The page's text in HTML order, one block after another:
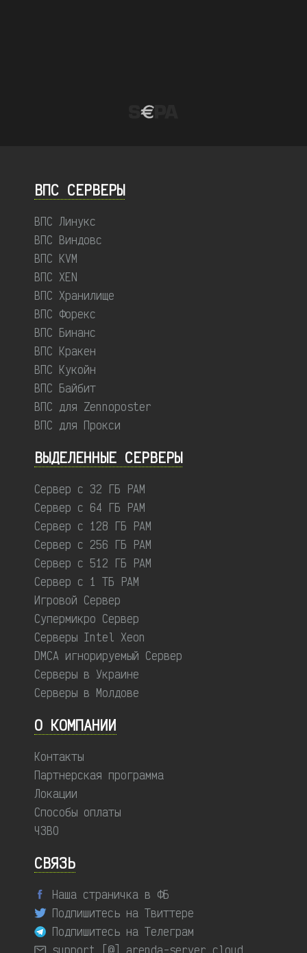
ВПС СЕРВЕРЫ
ВПС Линукс
ВПС Виндовс
ВПС KVM
ВПС XEN
ВПС Хранилище
ВПС Форекс
ВПС Бинанс
ВПС Кракен
ВПС Кукойн
ВПС Байбит
ВПС для Zennoposter
ВПС для Прокси
ВЫДЕЛЕННЫЕ CЕРВЕРЫ
Сервер с 32 ГБ РАМ
Сервер с 64 ГБ РАМ
Сервер с 128 ГБ РАМ
Сервер с 256 ГБ РАМ
Сервер с 512 ГБ РАМ
Сервер с 1 ТБ РАМ
Игровой Сервер
Супермикро Сервер
Серверы Intel Xeon
DMCA игнорируемый Сервер
Серверы в Украине
Серверы в Молдове
О КОМПАНИИ
Контакты
Партнерская программа
Локации
Способы оплаты
ЧЗВО
СВЯЗЬ
Наша страничка в ФБ
Подпишитесь на Твиттере
Подпишитесь на Телеграм